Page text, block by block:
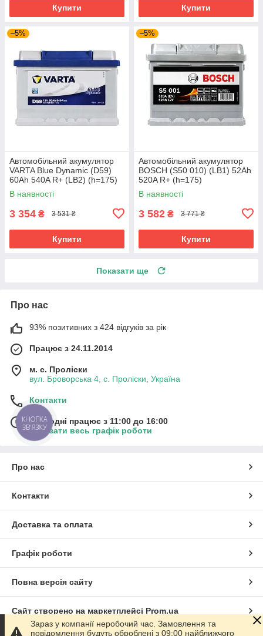
Купити Купити
–5%
Автомобільний акумулятор
VARTA Blue Dynamic (D59)
60Ah 540A R+ (LB2) (h=175)
В наявності
3 354 ₴ 3 531 ₴
Купити
–5%
Автомобільний акумулятор
BOSCH (S50 010) (LB1) 52Ah
520A R+ (h=175)
В наявності
3 582 ₴ 3 771 ₴
Купити
Показати ще
Про нас
93% позитивних з 424 відгуків за рік
Працює з 24.11.2014
м. с. Проліски
вул. Броворська 4, с. Проліски, Україна
Контакти
Сьогодні працює з 11:00 до 16:00
Показати весь графік роботи
Про нас
Контакти
Доставка та оплата
Графік роботи
Повна версія сайту
Сайт створено на маркетплейсі Prom.ua
Зараз у компанії неробочий час. Замовлення та
повідомлення будуть оброблені з 09:00 найближчого
КНОПКА
ЗВ'ЯЗКУ